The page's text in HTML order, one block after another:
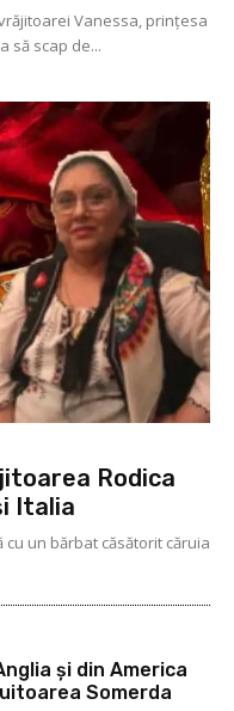
Vanessa, prințesa
să scap de...
Rodica
Italia
un bărbat căsătorit căruia
și din America
Somerda